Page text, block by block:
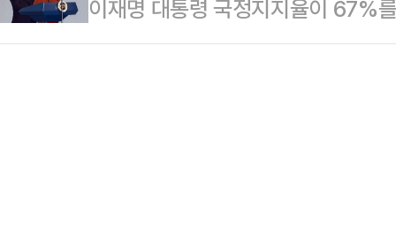
이재명 대통령 국정지지율이 67%
서는 여야가 오차범위 내 초박빙 접